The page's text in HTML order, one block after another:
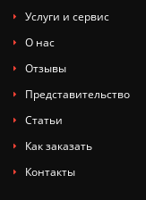
Услуги и сервис
О нас
Отзывы
Представительство
Статьи
Как заказать
Контакты